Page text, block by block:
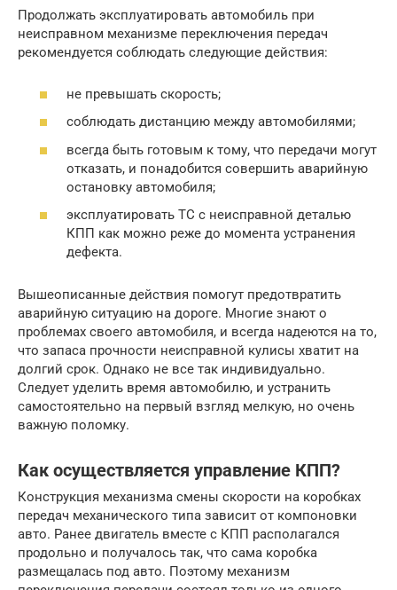
Продолжать эксплуатировать автомобиль при
неисправном механизме переключения передач
рекомендуется соблюдать следующие действия:
не превышать скорость;
соблюдать дистанцию между автомобилями;
всегда быть готовым к тому, что передачи могут
отказать, и понадобится совершить аварийную
остановку автомобиля;
эксплуатировать ТС с неисправной деталью
КПП как можно реже до момента устранения
дефекта.
Вышеописанные действия помогут предотвратить
аварийную ситуацию на дороге. Многие знают о
проблемах своего автомобиля, и всегда надеются на то,
что запаса прочности неисправной кулисы хватит на
долгий срок. Однако не все так индивидуально.
Следует уделить время автомобилю, и устранить
самостоятельно на первый взгляд мелкую, но очень
важную поломку.
Как осуществляется управление КПП?
Конструкция механизма смены скорости на коробках
передач механического типа зависит от компоновки
авто. Ранее двигатель вместе с КПП располагался
продольно и получалось так, что сама коробка
размещалась под авто. Поэтому механизм